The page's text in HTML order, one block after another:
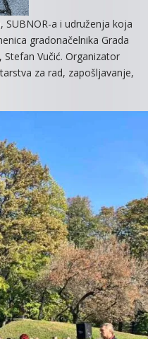
SUBNOR-a i udruženja koja
gradonačelnika Grada
Vučić. Organizator
za rad, zapošljavanje,